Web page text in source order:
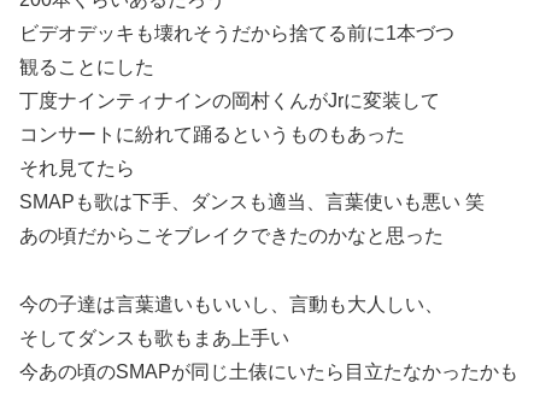
ビデオデッキも壊れそうだから捨てる前に1本づつ
観ることにした
丁度ナインティナインの岡村くんがJrに変装して
コンサートに紛れて踊るというものもあった
それ見てたら
SMAPも歌は下手、ダンスも適当、言葉使いも悪い 笑
あの頃だからこそブレイクできたのかなと思った
今の子達は言葉遣いもいいし、言動も大人しい、
そしてダンスも歌もまあ上手い
今あの頃のSMAPが同じ土俵にいたら目立たなかったかも